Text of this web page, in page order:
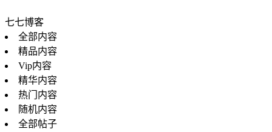
七七博客
全部内容
精品内容
Vip内容
精华内容
热门内容
随机内容
全部帖子